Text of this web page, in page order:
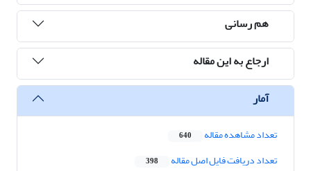
هم رسانی
ارجاع به این مقاله
آمار
تعداد مشاهده مقاله 640
تعداد دریافت فایل اصل مقاله 398